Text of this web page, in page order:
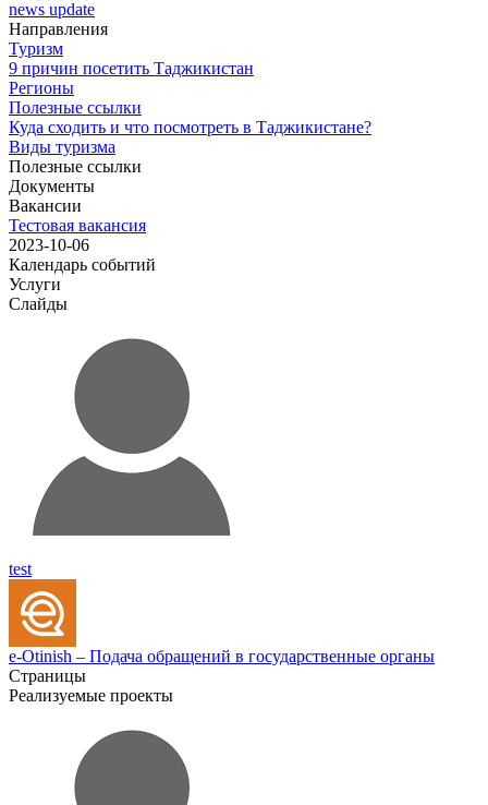
news update
Направления
Туризм
9 причин посетить Таджикистан
Регионы
Полезные ссылки
Куда сходить и что посмотреть в Таджикистане?
Виды туризма
Полезные ссылки
Документы
Вакансии
Тестовая вакансия
2023-10-06
Календарь событий
Услуги
Слайды
test
e-Otinish – Подача обращений в государственные органы
Страницы
Реализуемые проекты